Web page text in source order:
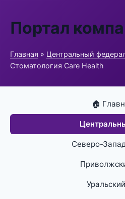
Портал
Главная » Центральный
Стоматология Care Health
🏠
Северо-